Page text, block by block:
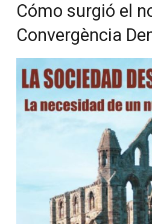
Cómo surgió el
Convergència